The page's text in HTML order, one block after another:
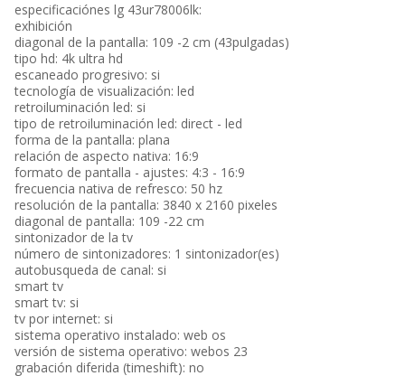
especificaciónes lg 43ur78006lk:
exhibición
diagonal de la pantalla: 109 -2 cm (43pulgadas)
tipo hd: 4k ultra hd
escaneado progresivo: si
tecnología de visualización: led
retroiluminación led: si
tipo de retroiluminación led: direct - led
forma de la pantalla: plana
relación de aspecto nativa: 16:9
formato de pantalla - ajustes: 4:3 - 16:9
frecuencia nativa de refresco: 50 hz
resolución de la pantalla: 3840 x 2160 pixeles
diagonal de pantalla: 109 -22 cm
sintonizador de la tv
número de sintonizadores: 1 sintonizador(es)
autobusqueda de canal: si
smart tv
smart tv: si
tv por internet: si
sistema operativo instalado: web os
versión de sistema operativo: webos 23
grabación diferida (timeshift): no